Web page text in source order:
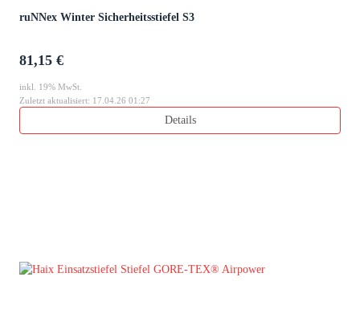
ruNNex Winter Sicherheitsstiefel S3
81,15 €
inkl. 19% MwSt.
Zuletzt aktualisiert: 17.04.26 01:27
Details